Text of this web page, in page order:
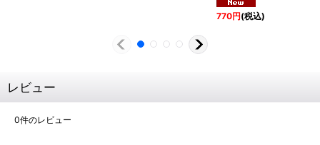
770円(税込)
レビュー
0件のレビュー